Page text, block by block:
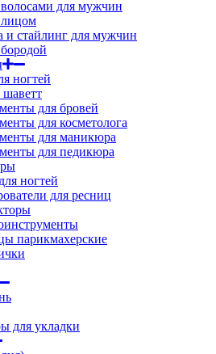
волосами для мужчин
лицом
и стайлинг для мужчин
ногтей
для бровей
для косметолога
для маникюра
для педикюра
ногтей
для ресниц
парикмахерские
для укладки